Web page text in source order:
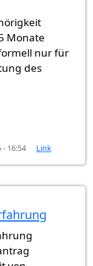
Monate
nur für
des
- 16:54 Link